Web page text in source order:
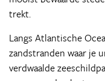
trekt.
Langs Atlantische
zandstranden waar je
verdwaalde